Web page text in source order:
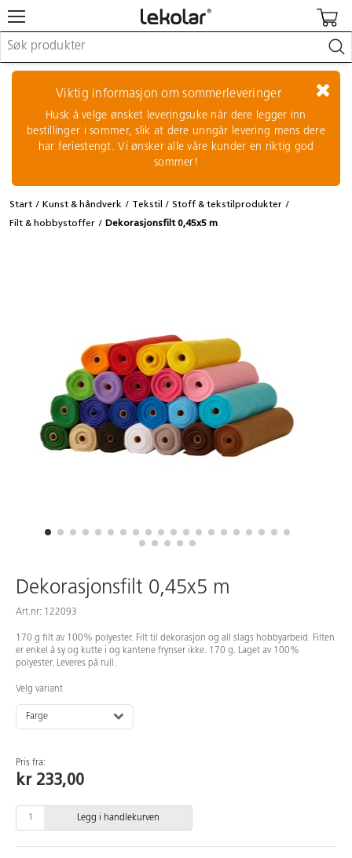
Lekeplassutstyr & utemiljø
Kunst & håndverk
Leker & sykler
Pedagogisk materiell
Barnevogner & småbarnsutstyr
Logge inn / registrere meg
Viktig informasjon om sommerleveringer
Husk å velge ønsket leveringsuke når dere legger inn
bestillinger i sommer, slik at dere unngår levering mens dere
har feriestengt. Vi ønsker alle våre kunder en riktig god
sommer!
Start Kunst & håndverk Tekstil
Stoff & tekstilprodukter
Filt & hobbystoffer
Dekorasjonsfilt 0,45x5 m
Dekorasjonsfilt 0,45x5 m
Art.nr: 122093
170 g filt av 100% polyester. Filt til dekorasjon og all slags hobbyarbeid. Filten
er enkel å sy og kutte i og kantene frynser ikke. 170 g. Laget av 100%
polyester. Leveres på rull.
Velg variant
Farge
Pris fra:
kr 233,00
Legg i handlekurven